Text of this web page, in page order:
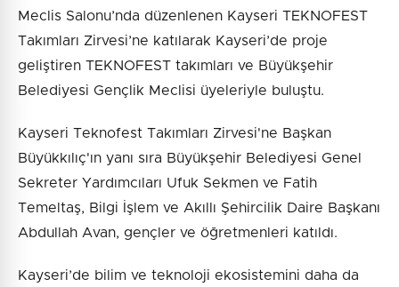
Meclis Salonu’nda düzenlenen Kayseri TEKNOFEST
Takımları Zirvesi’ne katılarak Kayseri’de proje
geliştiren TEKNOFEST takımları ve Büyükşehir
Belediyesi Gençlik Meclisi üyeleriyle buluştu.
Kayseri Teknofest Takımları Zirvesi'ne Başkan
Büyükkılıç'ın yanı sıra Büyükşehir Belediyesi Genel
Sekreter Yardımcıları Ufuk Sekmen ve Fatih
Temeltaş, Bilgi İşlem ve Akıllı Şehircilik Daire Başkanı
Abdullah Avan, gençler ve öğretmenleri katıldı.
Kayseri’de bilim ve teknoloji ekosistemini daha da